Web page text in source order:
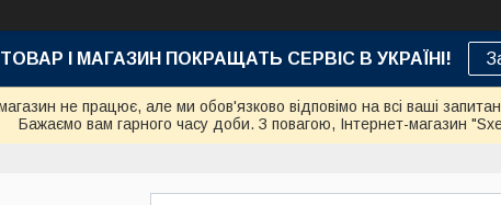
І МАГАЗИН ПОКРАЩАТЬ СЕРВІС В УКРАЇНІ!
не працює, але ми обов'язково відповімо на всі ваші
Бажаємо вам гарного часу доби. З повагою, Інтернет-магазин